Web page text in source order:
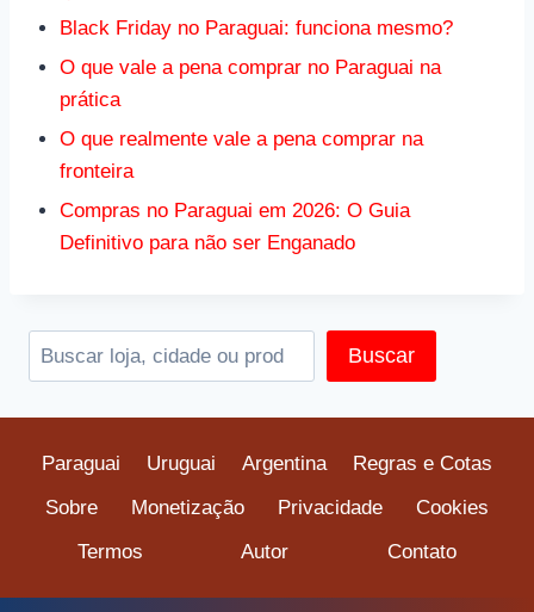
Black Friday no Paraguai: funciona mesmo?
O que vale a pena comprar no Paraguai na
prática
O que realmente vale a pena comprar na
fronteira
Compras no Paraguai em 2026: O Guia
Definitivo para não ser Enganado
Buscar
Paraguai Uruguai Argentina
Regras e Cotas
Sobre
Monetização Privacidade
Cookies
Termos
Autor Contato